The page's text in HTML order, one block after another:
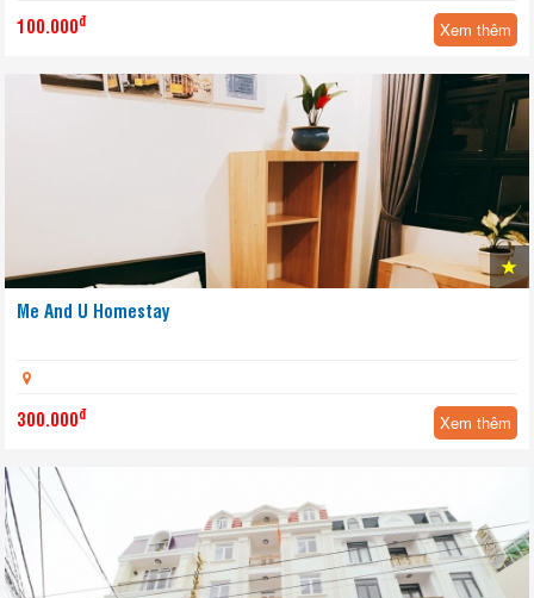
100.000đ Xem thêm
Me And U Homestay
300.000đ Xem thêm